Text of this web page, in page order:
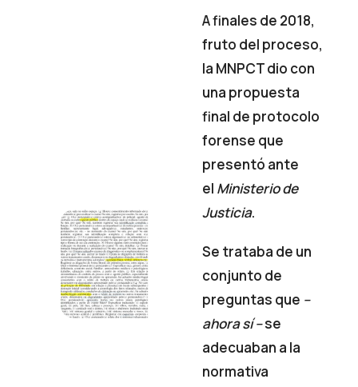
A finales de 2018,
fruto del proceso,
la MNPCT dio con
una propuesta
final de protocolo
forense que
presentó ante
el Ministerio de
Justicia.
Se trataba de un
conjunto de
preguntas que –
ahora sí –se
adecuaban a la
normativa